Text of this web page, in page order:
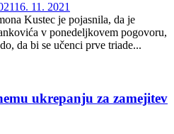
16. 11. 2021
Kustec je pojasnila, da je
v ponedeljkovem pogovoru,
da bi se učenci prve triade...
ukrepanju za zamejitev